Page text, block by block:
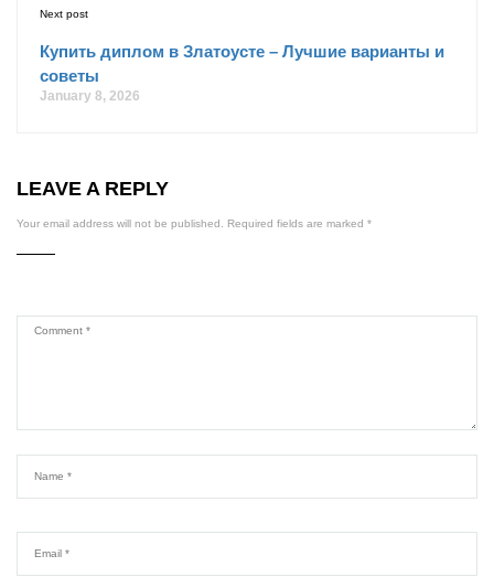
Next post
Купить диплом в Златоусте – Лучшие варианты и
советы
January 8, 2026
LEAVE A REPLY
Your email address will not be published. Required fields are marked *